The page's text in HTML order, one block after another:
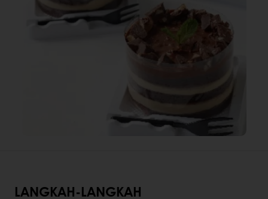
LANGKAH-LANGKAH